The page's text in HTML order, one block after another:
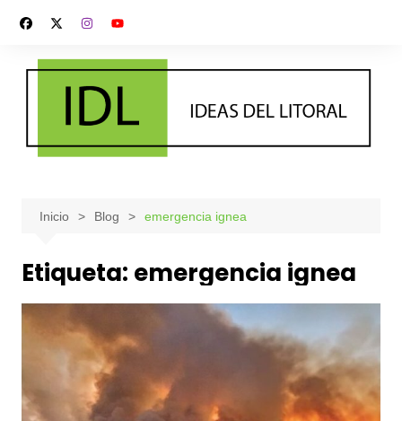
contenido
Inicio Blog emergencia ignea
Etiqueta: emergencia ignea